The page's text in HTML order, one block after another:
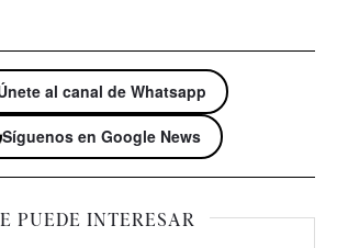
al canal de Whatsapp
Síguenos en Google News
PUEDE INTERESAR